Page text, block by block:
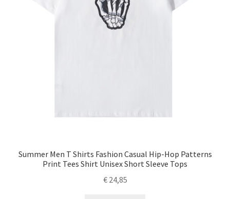
Summer Men T Shirts Fashion Casual Hip-Hop Patterns
Print Tees Shirt Unisex Short Sleeve Tops
€24,85